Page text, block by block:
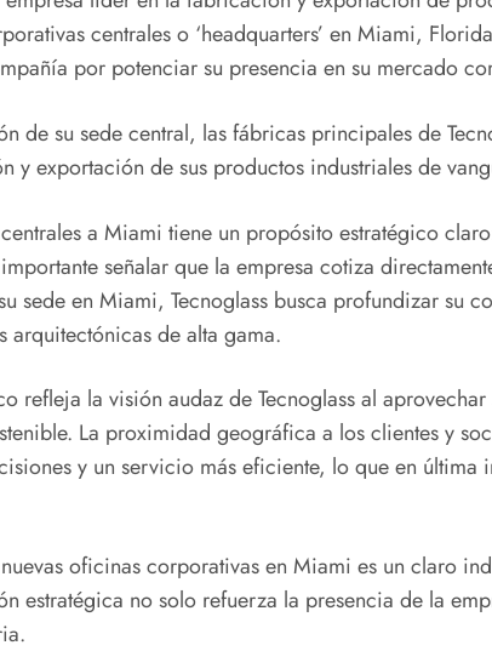
centrales o ‘headquarters’ en Miami,
por potenciar su presencia en su mercado
de su sede central, las fábricas principales de
y exportación de sus productos industriales de
a Miami tiene un propósito estratégico
señalar que la empresa cotiza
sede en Miami, Tecnoglass busca profundizar
arquitectónicas de alta gama.
refleja la visión audaz de Tecnoglass al
La proximidad geográfica a los clientes y
y un servicio más eficiente, lo que en
oficinas corporativas en Miami es un claro
estratégica no solo refuerza la presencia de la